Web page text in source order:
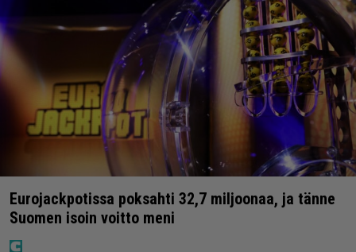
Eurojackpotissa poksahti 32,7 miljoonaa, ja tänne
Suomen isoin voitto meni